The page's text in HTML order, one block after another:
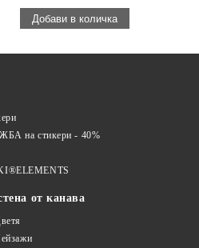
на стикери - 40%
от канава